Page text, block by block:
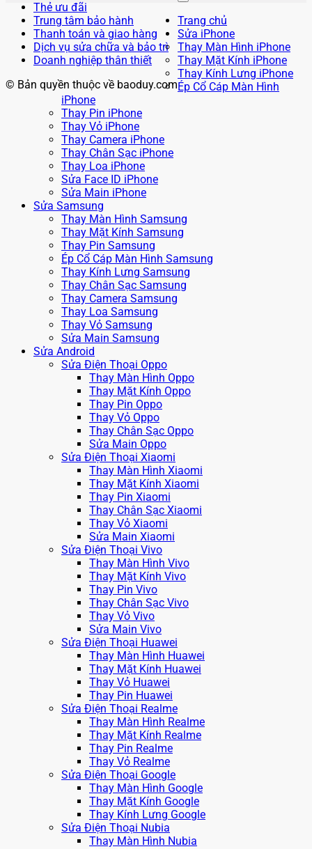
Thẻ ưu đãi
Trung tâm bảo hành
Thanh toán và giao hàng
Dịch vụ sửa chữa và bảo trì
Doanh nghiệp thân thiết
© Bản quyền thuộc về baoduy.com
Trang chủ
Sửa iPhone
Thay Màn Hình iPhone
Thay Mặt Kính iPhone
Thay Kính Lưng iPhone
Ép Cổ Cáp Màn Hình
iPhone
Thay Pin iPhone
Thay Vỏ iPhone
Thay Camera iPhone
Thay Chân Sạc iPhone
Thay Loa iPhone
Sửa Face ID iPhone
Sửa Main iPhone
Sửa Samsung
Thay Màn Hình Samsung
Thay Mặt Kính Samsung
Thay Pin Samsung
Ép Cổ Cáp Màn Hình Samsung
Thay Kính Lưng Samsung
Thay Chân Sạc Samsung
Thay Camera Samsung
Thay Loa Samsung
Thay Vỏ Samsung
Sửa Main Samsung
Sửa Android
Sửa Điện Thoại Oppo
Thay Màn Hình Oppo
Thay Mặt Kính Oppo
Thay Pin Oppo
Thay Vỏ Oppo
Thay Chân Sạc Oppo
Sửa Main Oppo
Sửa Điện Thoại Xiaomi
Thay Màn Hình Xiaomi
Thay Mặt Kính Xiaomi
Thay Pin Xiaomi
Thay Chân Sạc Xiaomi
Thay Vỏ Xiaomi
Sửa Main Xiaomi
Sửa Điện Thoại Vivo
Thay Màn Hình Vivo
Thay Mặt Kính Vivo
Thay Pin Vivo
Thay Chân Sạc Vivo
Thay Vỏ Vivo
Sửa Main Vivo
Sửa Điện Thoại Huawei
Thay Màn Hình Huawei
Thay Mặt Kính Huawei
Thay Vỏ Huawei
Thay Pin Huawei
Sửa Điện Thoại Realme
Thay Màn Hình Realme
Thay Mặt Kính Realme
Thay Pin Realme
Thay Vỏ Realme
Sửa Điện Thoại Google
Thay Màn Hình Google
Thay Mặt Kính Google
Thay Kính Lưng Google
Sửa Điện Thoại Nubia
Thay Màn Hình Nubia